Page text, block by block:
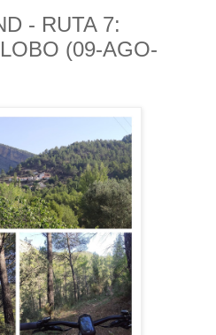
- RUTA 7:
(09-AGO-